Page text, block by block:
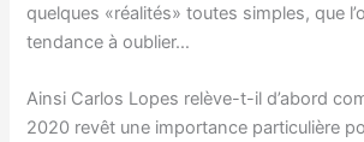
quelques «réalités» toutes simples, que
tendance à oublier…
Ainsi Carlos Lopes relève-t-il d’abord
2020 revêt une importance particulière